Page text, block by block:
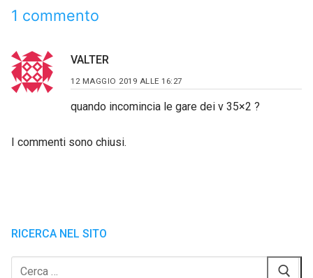
1 commento
VALTER
12 MAGGIO 2019 ALLE 16:27
quando incomincia le gare dei v 35×2 ?
I commenti sono chiusi.
RICERCA NEL SITO
Cerca: